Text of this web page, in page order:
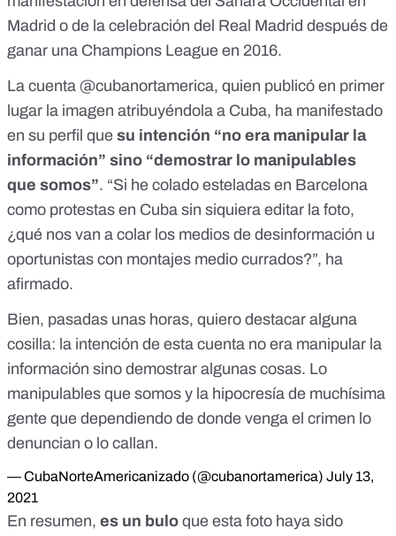
Madrid o de la celebración del Real Madrid después de
ganar una Champions League en 2016.
La cuenta @cubanortamerica, quien publicó en primer
lugar la imagen atribuyéndola a Cuba, ha manifestado
en su perfil que su intención “no era manipular la
información” sino “demostrar lo manipulables
que somos”. “Si he colado esteladas en Barcelona
como protestas en Cuba sin siquiera editar la foto,
¿qué nos van a colar los medios de desinformación u
oportunistas con montajes medio currados?”, ha
afirmado.
Bien, pasadas unas horas, quiero destacar alguna
cosilla: la intención de esta cuenta no era manipular la
información sino demostrar algunas cosas. Lo
manipulables que somos y la hipocresía de muchísima
gente que dependiendo de donde venga el crimen lo
denuncian o lo callan.
— CubaNorteAmericanizado (@cubanortamerica) July 13,
2021
En resumen, es un bulo que esta foto haya sido